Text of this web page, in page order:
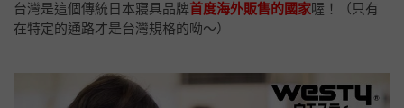
台灣是這個傳統日本寢具品牌首度海外販售的國家喔！（只有
在特定的通路才是台灣規格的呦～）